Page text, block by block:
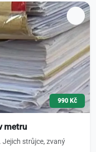
990 Kč
metru
strůjce, zvaný